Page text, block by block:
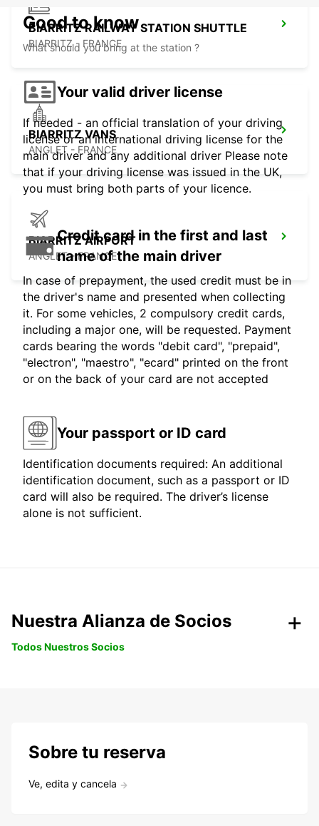
BIARRITZ RAILWAY STATION SHUTTLE
BIARRITZ - FRANCE
BIARRITZ VANS
ANGLET - FRANCE
BIARRITZ AIRPORT
ANGLET - FRANCE
Good to know
What should you bring at the station ?
Your valid driver license
If needed - an official translation of your driving
license or an international driving license for the
main driver and any additional driver Please note
that if your driving license was issued in the UK,
you must bring both parts of your licence.
Credit card in the first and last
name of the main driver
In case of prepayment, the used credit must be in
the driver's name and presented when collecting
it. For some vehicles, 2 compulsory credit cards,
including a major one, will be requested. Payment
cards bearing the words "debit card", "prepaid",
"electron", "maestro", "ecard" printed on the front
or on the back of your card are not accepted
Your passport or ID card
Identification documents required: An additional
identification document, such as a passport or ID
card will also be required. The driver’s license
alone is not sufficient.
Nuestra Alianza de Socios
Todos Nuestros Socios
Sobre tu reserva
Ve, edita y cancela